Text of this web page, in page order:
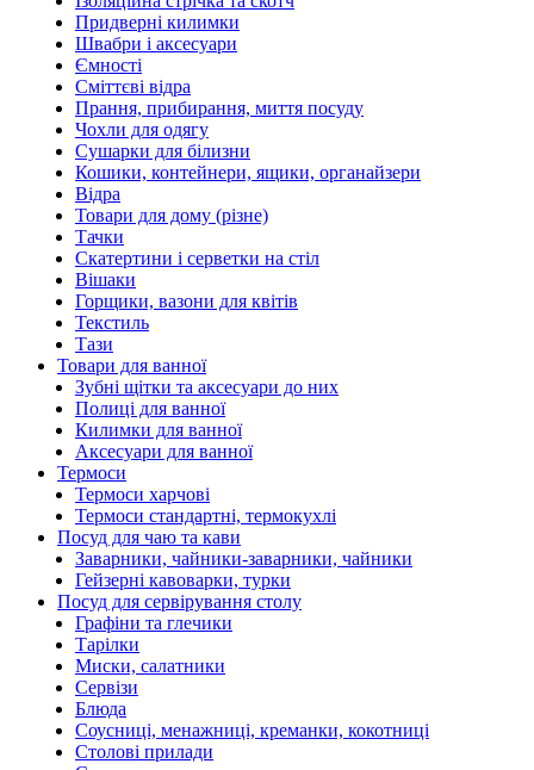
Придверні килимки
Швабри і аксесуари
Ємності
Сміттєві відра
Прання, прибирання, миття посуду
Чохли для одягу
Сушарки для білизни
Кошики, контейнери, ящики, органайзери
Відра
Товари для дому (різне)
Тачки
Скатертини і серветки на стіл
Вішаки
Горщики, вазони для квітів
Текстиль
Тази
Товари для ванної
Зубні щітки та аксесуари до них
Полиці для ванної
Килимки для ванної
Аксесуари для ванної
Термоси
Термоси харчові
Термоси стандартні, термокухлі
Посуд для чаю та кави
Заварники, чайники-заварники, чайники
Гейзерні кавоварки, турки
Посуд для сервірування столу
Графіни та глечики
Тарілки
Миски, салатники
Сервізи
Блюда
Соусниці, менажниці, креманки, кокотниці
Столові прилади